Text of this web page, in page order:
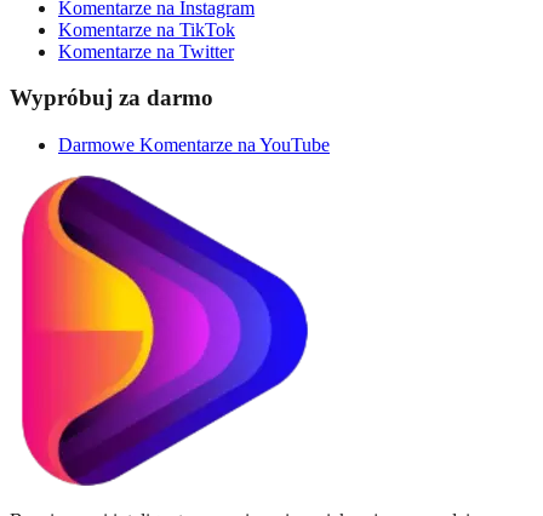
Komentarze na Instagram
Komentarze na TikTok
Komentarze na Twitter
Wypróbuj za darmo
Darmowe Komentarze na YouTube